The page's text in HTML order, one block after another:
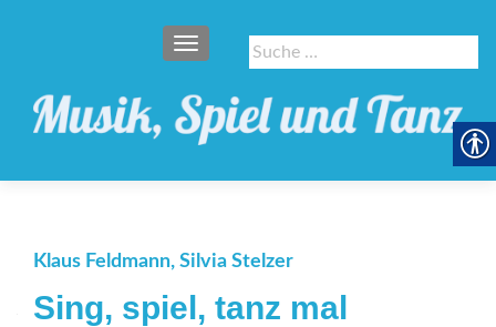
Suche
nach:
SCHALTE NAVIGATION
Klaus Feldmann, Silvia Stelzer
Sing, spiel, tanz mal